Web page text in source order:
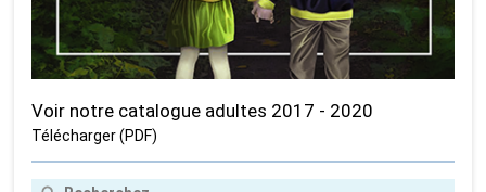
Voir notre catalogue adultes 2017 - 2020
Télécharger (PDF)